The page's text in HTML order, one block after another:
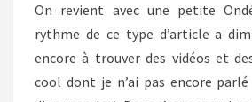
On revient avec une petite
rythme de ce type d’article a
encore à trouver des vidéos et
cool dont je n’ai pas encore